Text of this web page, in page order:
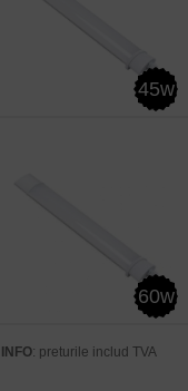
45w
60w
INFO: preturile includ TVA